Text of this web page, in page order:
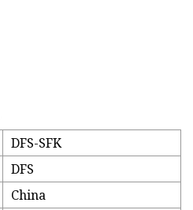
DFS-SFK
DFS
China